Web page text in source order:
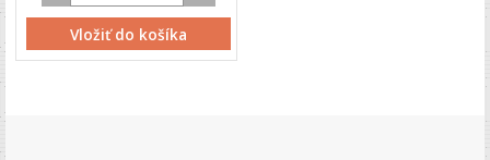
Vložiť do košíka